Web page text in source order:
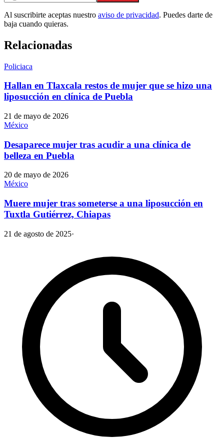
Al suscribirte aceptas nuestro aviso de privacidad. Puedes darte de
baja cuando quieras.
Relacionadas
Policiaca
Hallan en Tlaxcala restos de mujer que se hizo una
liposucción en clínica de Puebla
21 de mayo de 2026
México
Desaparece mujer tras acudir a una clínica de
belleza en Puebla
20 de mayo de 2026
México
Muere mujer tras someterse a una liposucción en
Tuxtla Gutiérrez, Chiapas
21 de agosto de 2025·